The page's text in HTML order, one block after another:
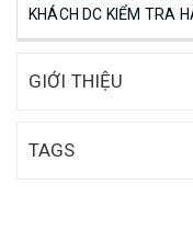
KHÁCH DC KIỂM TRA
GIỚI THIỆU
TAGS